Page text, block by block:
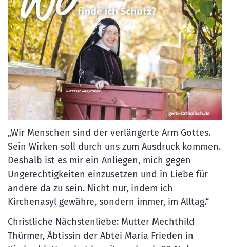
„Wir Menschen sind der verlängerte Arm Gottes.
Sein Wirken soll durch uns zum Ausdruck kommen.
Deshalb ist es mir ein Anliegen, mich gegen
Ungerechtigkeiten einzusetzen und in Liebe für
andere da zu sein. Nicht nur, indem ich
Kirchenasyl gewähre, sondern immer, im Alltag.“
Christliche Nächstenliebe: Mutter Mechthild
Thürmer, Äbtissin der Abtei Maria Frieden in